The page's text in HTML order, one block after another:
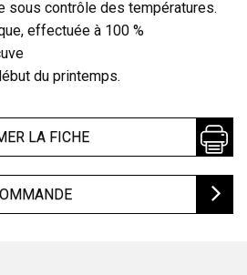
sous contrôle des températures.
effectuée à 100 %
du printemps.
LA FICHE